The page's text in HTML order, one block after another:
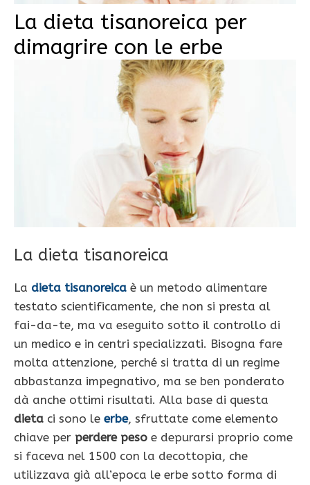
La dieta tisanoreica per
dimagrire con le erbe
La dieta tisanoreica
La dieta tisanoreica è un metodo alimentare
testato scientificamente, che non si presta al
fai-da-te, ma va eseguito sotto il controllo di
un medico e in centri specializzati. Bisogna fare
molta attenzione, perché si tratta di un regime
abbastanza impegnativo, ma se ben ponderato
dà anche ottimi risultati. Alla base di questa
dieta ci sono le erbe, sfruttate come elemento
chiave per perdere peso e depurarsi proprio come
si faceva nel 1500 con la decottopia, che
utilizzava già all’epoca le erbe sotto forma di